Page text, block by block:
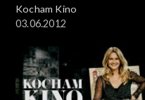
Kocham Kino
03.06.2012